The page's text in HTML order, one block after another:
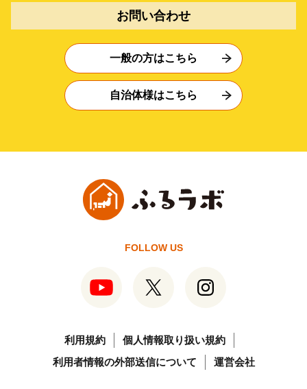
お問い合わせ
一般の方はこちら
自治体様はこちら
FOLLOW US
利用規約
個人情報取り扱い規約
利用者情報の外部送信について
運営会社